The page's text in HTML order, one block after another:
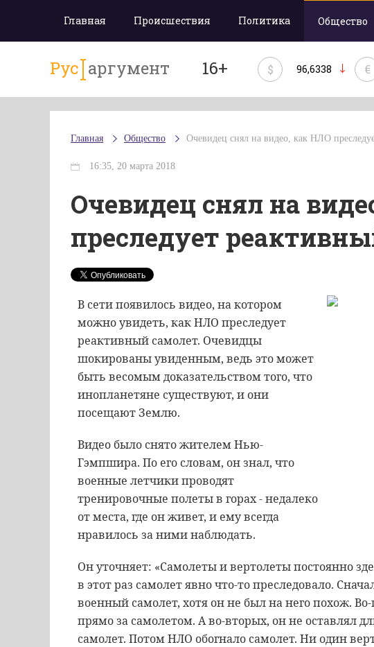
Главная Происшествия Политика Общество
Рус аргумент 16+ $ 96,6338 €
Главная Общество Очевидец снял на видео, как НЛО
16:35, 20 марта 2018
Очевидец снял на
преследует
В сети появилось видео, на котором
можно увидеть, как НЛО преследует
реактивный самолет. Очевидцы
шокированы увиденным, ведь это может
быть весомым доказательством того, что
инопланетяне существуют, и они
посещают Землю.
Видео было снято жителем Нью-
Гэмпшира. По его словам, он знал, что
военные летчики проводят
тренировочные полеты в горах - недалеко
от места, где он живет, и ему всегда
нравилось за ними наблюдать.
Он уточняет: «Самолеты и вертолеты постоянно
в этот раз самолет явно что-то преследовало.
военный самолет, хотя он не был на него похож.
прямо за самолетом. А во-вторых, он не оставлял
самолет. Потом НЛО обогнало самолет. Ни один